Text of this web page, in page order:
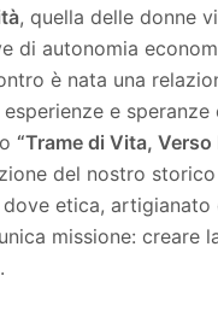
, quella delle donne
di autonomia
è nata una
e speranze
“Trame di Vita,
del nostro
dove etica,
missione: creare